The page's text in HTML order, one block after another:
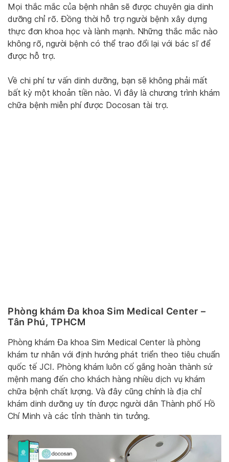
Mọi thắc mắc của bệnh nhân sẽ được chuyên gia dinh
dưỡng chỉ rõ. Đồng thời hỗ trợ người bệnh xây dựng
thực đơn khoa học và lành mạnh. Những thắc mắc nào
không rõ, người bệnh có thể trao đổi lại với bác sĩ để
được hỗ trợ.
Về chi phí tư vấn dinh dưỡng, bạn sẽ không phải mất
bất kỳ một khoản tiền nào. Vì đây là chương trình khám
chữa bệnh miễn phí được Docosan tài trợ.
Phòng khám Đa khoa Sim Medical Center –
Tân Phú, TPHCM
Phòng khám Đa khoa Sim Medical Center là phòng
khám tư nhân với định hướng phát triển theo tiêu chuẩn
quốc tế JCI. Phòng khám luôn cố gắng hoàn thành sứ
mệnh mang đến cho khách hàng nhiều dịch vụ khám
chữa bệnh chất lượng. Và đây cũng chính là địa chỉ
khám dinh dưỡng uy tín được người dân Thành phố Hồ
Chí Minh và các tỉnh thành tin tưởng.